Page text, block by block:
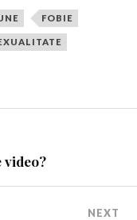
FOBIE
video?
NEXT